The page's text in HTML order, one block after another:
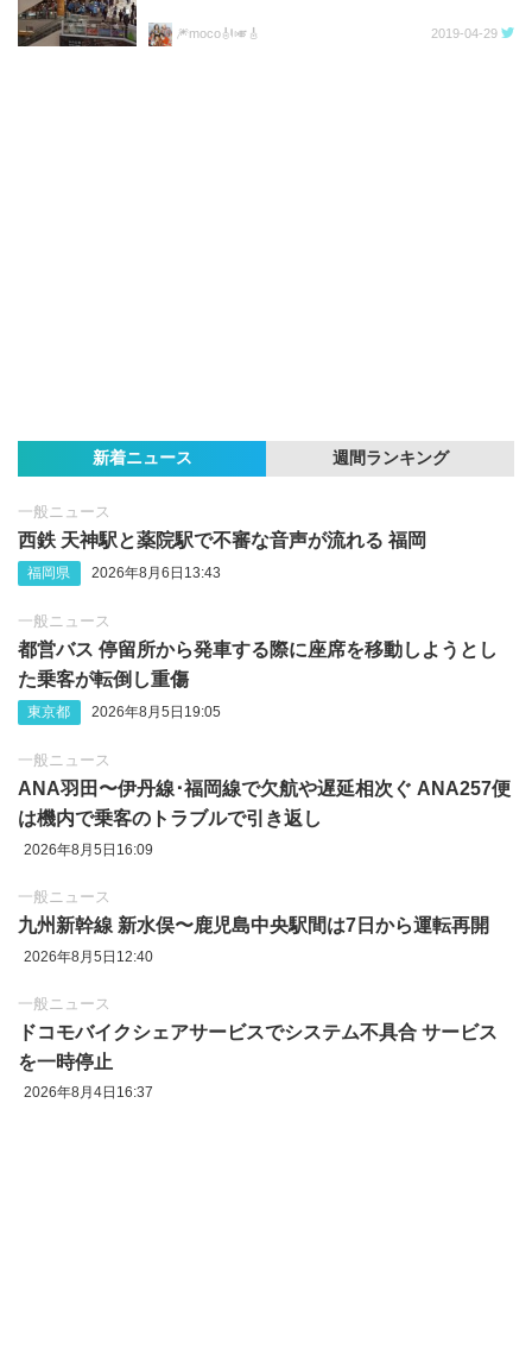
🎆moco🎻🎺🎸 2019-04-29
新着ニュース 週間ランキング
一般ニュース
西鉄 天神駅と薬院駅で不審な音声が流れる 福岡
福岡県 2026年8月6日13:43
一般ニュース
都営バス 停留所から発車する際に座席を移動しようとし
た乗客が転倒し重傷
東京都 2026年8月5日19:05
一般ニュース
ANA羽田〜伊丹線･福岡線で欠航や遅延相次ぐ ANA257便
は機内で乗客のトラブルで引き返し
2026年8月5日16:09
一般ニュース
九州新幹線 新水俣〜鹿児島中央駅間は7日から運転再開
2026年8月5日12:40
一般ニュース
ドコモバイクシェアサービスでシステム不具合 サービス
を一時停止
2026年8月4日16:37